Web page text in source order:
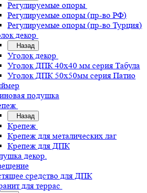
Регулируемые опоры
Регулируемые опоры (пр-во РФ)
Регулируемые опоры (пр-во Турция)
декор
Назад
Уголок декор
Уголок ДПК 40х40 мм серия Табула
Уголок ДПК 50х50мм серия Патио
подушка
Назад
Крепеж
Крепеж для металических лаг
Крепеж для ДПК
декор.
средство для ДПК
для террас